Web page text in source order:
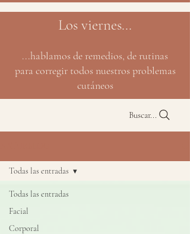
Los viernes...
...hablamos de remedios, de rutinas
para corregir todos nuestros problemas
cutáneos
Buscar...
Todas las entradas
Facial
Corporal
Todas las entradas